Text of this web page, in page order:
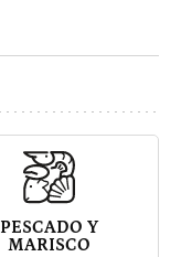
PESCADO Y
MARISCO